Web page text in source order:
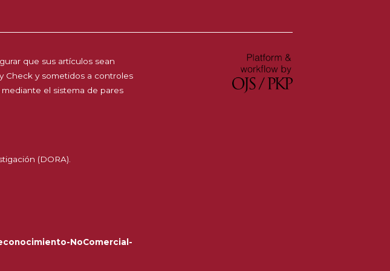
que sus artículos sean
Check y sometidos a controles
el sistema de pares
(DORA).
NoComercial-